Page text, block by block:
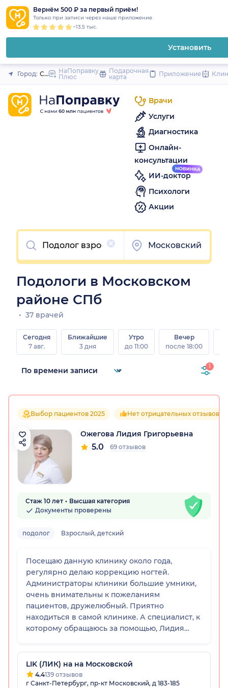
Вернём 500 ₽ за первый приём!
Только при записи через наше приложение
~13.5 тыс.
Установить
Закрыть
Город: Санкт-Петербург
НаПоправку
Плюс
Подарочная
карта
Приложение
Врачи
Услуги
Диагностика
Онлайн-
консультации
ИИ-доктор
Психологи
Акции
Очистить
Московский
Подологи в Московском
районе СПб
37 врачей
Сегодня
7 авг.
Ближайшие
3 дня
Утро
до 11:00
Вечер
после 18:00
1
Выбор пациентов 2025 Нет отрицательных отзывов
Ожегова Лидия Григорьевна
5.0 69 отзывов
Стаж 10 лет
Высшая категория
Документы проверены
подолог Взрослый, детский
Посещаю данную клинику около года,
регулярно делаю коррекцию ногтей.
Администраторы клиники большие умники,
очень внимательны к пожеланиям
пациентов, дружелюбный. Приятно
находиться в самой клинике. А специалист, к
которому обращаюсь за помощью, Лидия
руки! Теперь привожу к ней на прием и
своих родных. Всем успехов в делах!
LIK (ЛИК) на на Московской
4.4139 отзывов
г Санкт-Петербург, пр-кт Московский, д 183-185